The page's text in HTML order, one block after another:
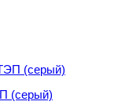
(серый)
(серый)